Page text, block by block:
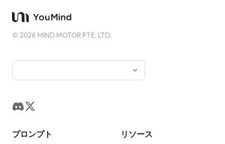
©2026 MIND MOTOR PTE. LTD.
プロンプト リソース